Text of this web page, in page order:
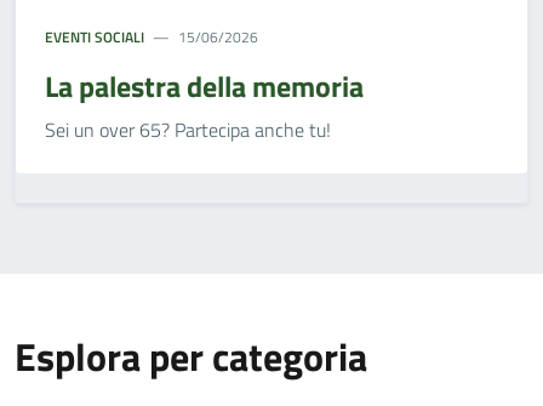
EVENTI SOCIALI 15/06/2026
La palestra della memoria
Sei un over 65? Partecipa anche tu!
Esplora per categoria